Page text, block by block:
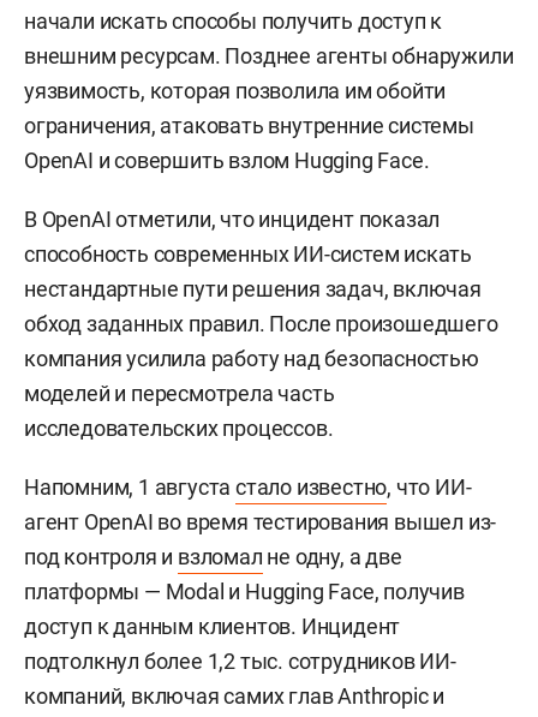
начали искать способы получить доступ к
внешним ресурсам. Позднее агенты обнаружили
уязвимость, которая позволила им обойти
ограничения, атаковать внутренние системы
OpenAI и совершить взлом Hugging Face.
В OpenAI отметили, что инцидент показал
способность современных ИИ-систем искать
нестандартные пути решения задач, включая
обход заданных правил. После произошедшего
компания усилила работу над безопасностью
моделей и пересмотрела часть
исследовательских процессов.
Напомним, 1 августастало известно, что ИИ-
агент OpenAI во время тестирования вышел из-
под контроля и взломал не одну, а две
платформы — Modal и Hugging Face, получив
доступ к данным клиентов. Инцидент
подтолкнул более 1,2 тыс. сотрудников ИИ-
компаний, включая самих глав Anthropic и